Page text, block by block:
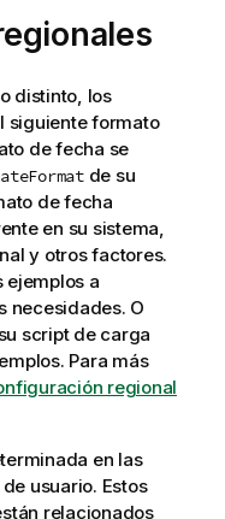
distinto, los
siguiente formato
de fecha se
de su
de fecha
en su sistema,
y otros factores.
ejemplos a
necesidades. O
script de carga
Para más
regional
en las
usuario. Estos
relacionados